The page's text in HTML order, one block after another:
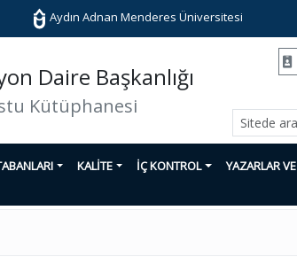
Aydın Adnan Menderes Üniversitesi
Daire Başkanlığı
Kütüphanesi
KALİTE İÇ KONTROL YAZARLAR